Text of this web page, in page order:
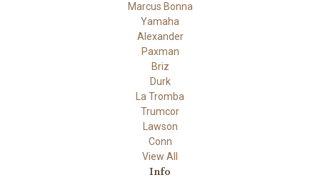
Marcus Bonna
Yamaha
Alexander
Paxman
Briz
Durk
La Tromba
Trumcor
Lawson
Conn
View All
Info